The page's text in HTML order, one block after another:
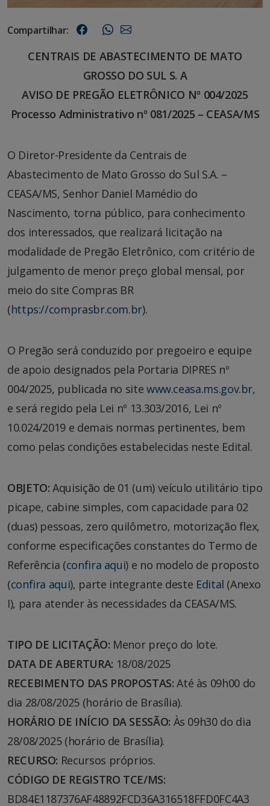
Compartilhar:
CENTRAIS DE ABASTECIMENTO DE MATO
GROSSO DO SUL S. A
AVISO DE PREGÃO ELETRÔNICO Nº 004/2025
Processo Administrativo nº 081/2025 – CEASA/MS
O Diretor-Presidente da Centrais de
Abastecimento de Mato Grosso do Sul S.A. –
CEASA/MS, Senhor Daniel Mamédio do
Nascimento, torna público, para conhecimento
dos interessados, que realizará licitação na
modalidade de Pregão Eletrônico, com critério de
julgamento de menor preço global mensal, por
meio do site Compras BR
(https://comprasbr.com.br).
O Pregão será conduzido por pregoeiro e equipe
de apoio designados pela Portaria DIPRES nº
004/2025, publicada no site www.ceasa.ms.gov.br,
e será regido pela Lei nº 13.303/2016, Lei nº
10.024/2019 e demais normas pertinentes, bem
como pelas condições estabelecidas neste Edital.
OBJETO: Aquisição de 01 (um) veículo utilitário tipo
picape, cabine simples, com capacidade para 02
(duas) pessoas, zero quilômetro, motorização flex,
conforme especificações constantes do Termo de
Referência (confira aqui) e no modelo de proposto
(confira aqui), parte integrante deste Edital (Anexo
I), para atender às necessidades da CEASA/MS.
TIPO DE LICITAÇÃO: Menor preço do lote.
DATA DE ABERTURA: 18/08/2025
RECEBIMENTO DAS PROPOSTAS: Até às 09h00 do
dia 28/08/2025 (horário de Brasília).
HORÁRIO DE INÍCIO DA SESSÃO: Às 09h30 do dia
28/08/2025 (horário de Brasília).
RECURSO: Recursos próprios.
CÓDIGO DE REGISTRO TCE/MS:
BD84E1187376AF48892FCD36A316518FFD0FC4A3